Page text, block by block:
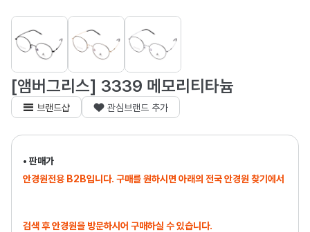
[앰버그리스] 3339 메모리티타늄
브랜드샵 관심브랜드 추가
• 판매가
안경원전용 B2B입니다. 구매를 원하시면 아래의 전국 안경원 찾기에서
검색 후 안경원을 방문하시어 구매하실 수 있습니다.